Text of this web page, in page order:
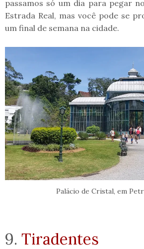
passamos só um dia para pegar
Estrada Real, mas você pode se
um final de semana na cidade.
Palácio de Cristal, em
9. Tiradentes